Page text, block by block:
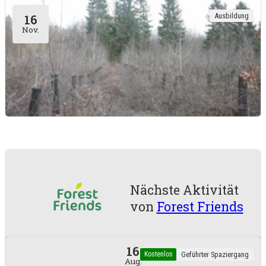
Einführung in die Benutzung der
Kettensäge
16
Nov.
Ausbildung
Nächste Aktivität
von Forest Friends
16
Aug.
Kostenlos Geführter Spaziergang